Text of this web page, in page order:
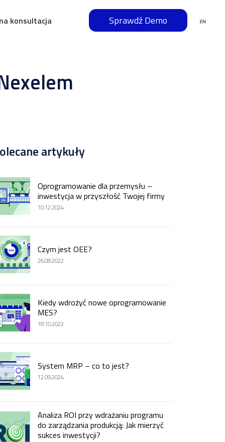
konsultacja Sprawdź Demo
artykuły
Oprogramowanie dla przemysłu –
inwestycja w przyszłość Twojej firmy
10.12.2024
Czym jest OEE?
26.08.2022
Kiedy wdrożyć nowe oprogramowanie
MES?
18.10.2022
System MRP – co to jest?
12.09.2024
Analiza ROI przy wdrażaniu programu
do zarządzania produkcją: Jak mierzyć
sukces inwestycji?